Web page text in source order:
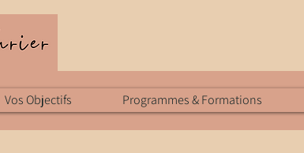
Vos Objectifs Programmes & Formations